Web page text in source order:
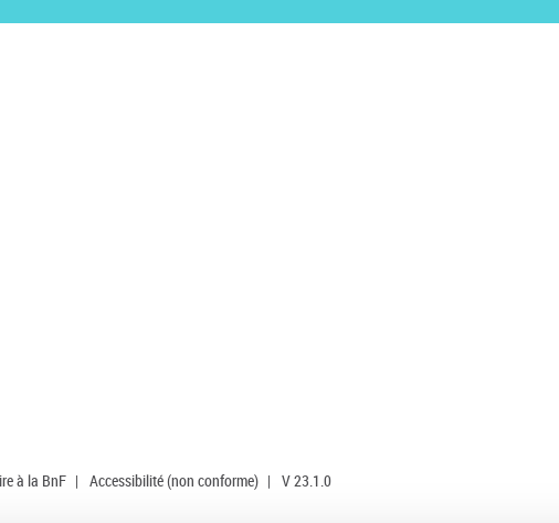
à la BnF | Accessibilité (non conforme) | V 23.1.0